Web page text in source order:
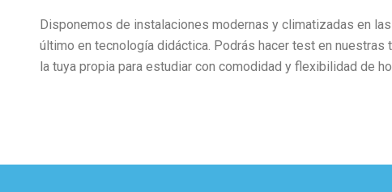
Disponemos de instalaciones modernas y climatizadas en
último en tecnología didáctica. Podrás hacer test en nuestras
la tuya propia para estudiar con comodidad y flexibilidad de